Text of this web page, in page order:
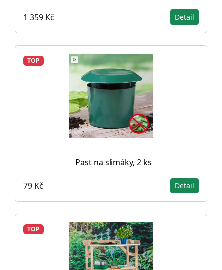
1 359 Kč Detail
TOP
Past na slimáky, 2 ks
79 Kč Detail
TOP